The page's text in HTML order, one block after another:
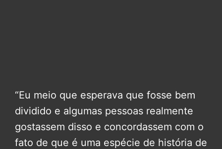
“Eu meio que esperava que fosse bem
dividido e algumas pessoas realmente
gostassem disso e concordassem com o
fato de que é uma espécie de história de